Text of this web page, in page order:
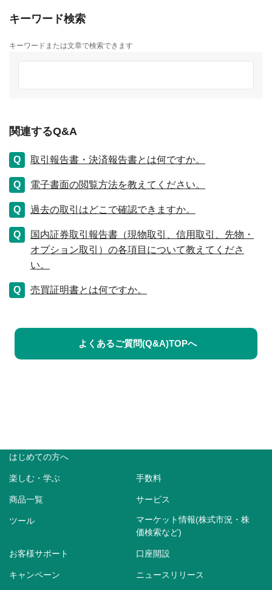
キーワード検索
キーワードまたは文章で検索できます
関連するQ&A
取引報告書・決済報告書とは何ですか。
電子書面の閲覧方法を教えてください。
過去の取引はどこで確認できますか。
国内証券取引報告書（現物取引、信用取引、先物・
オプション取引）の各項目について教えてくださ
い。
売買証明書とは何ですか。
よくあるご質問(Q&A)TOPへ
はじめての方へ
楽しむ・学ぶ 手数料
商品一覧 サービス
ツール
マーケット情報(株式市況・株
価検索など)
お客様サポート 口座開設
キャンペーン ニュースリリース